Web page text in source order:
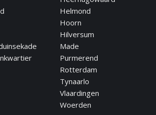
Helmond
Hoorn
Hilversum
Made
Purmerend
Rotterdam
Tynaarlo
Vlaardingen
Woerden